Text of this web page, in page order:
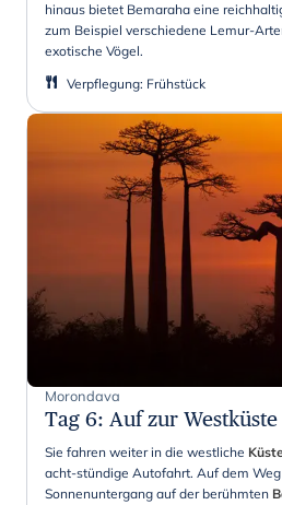
hinaus bietet Bemaraha eine
zum Beispiel verschiedene Lemur-
exotische Vögel.
Verpflegung: Frühstück
Morondava
Tag 6: Auf zur Westküste
Sie fahren weiter in die westliche
acht-stündige Autofahrt. Auf dem
Sonnenuntergang auf der berühmten